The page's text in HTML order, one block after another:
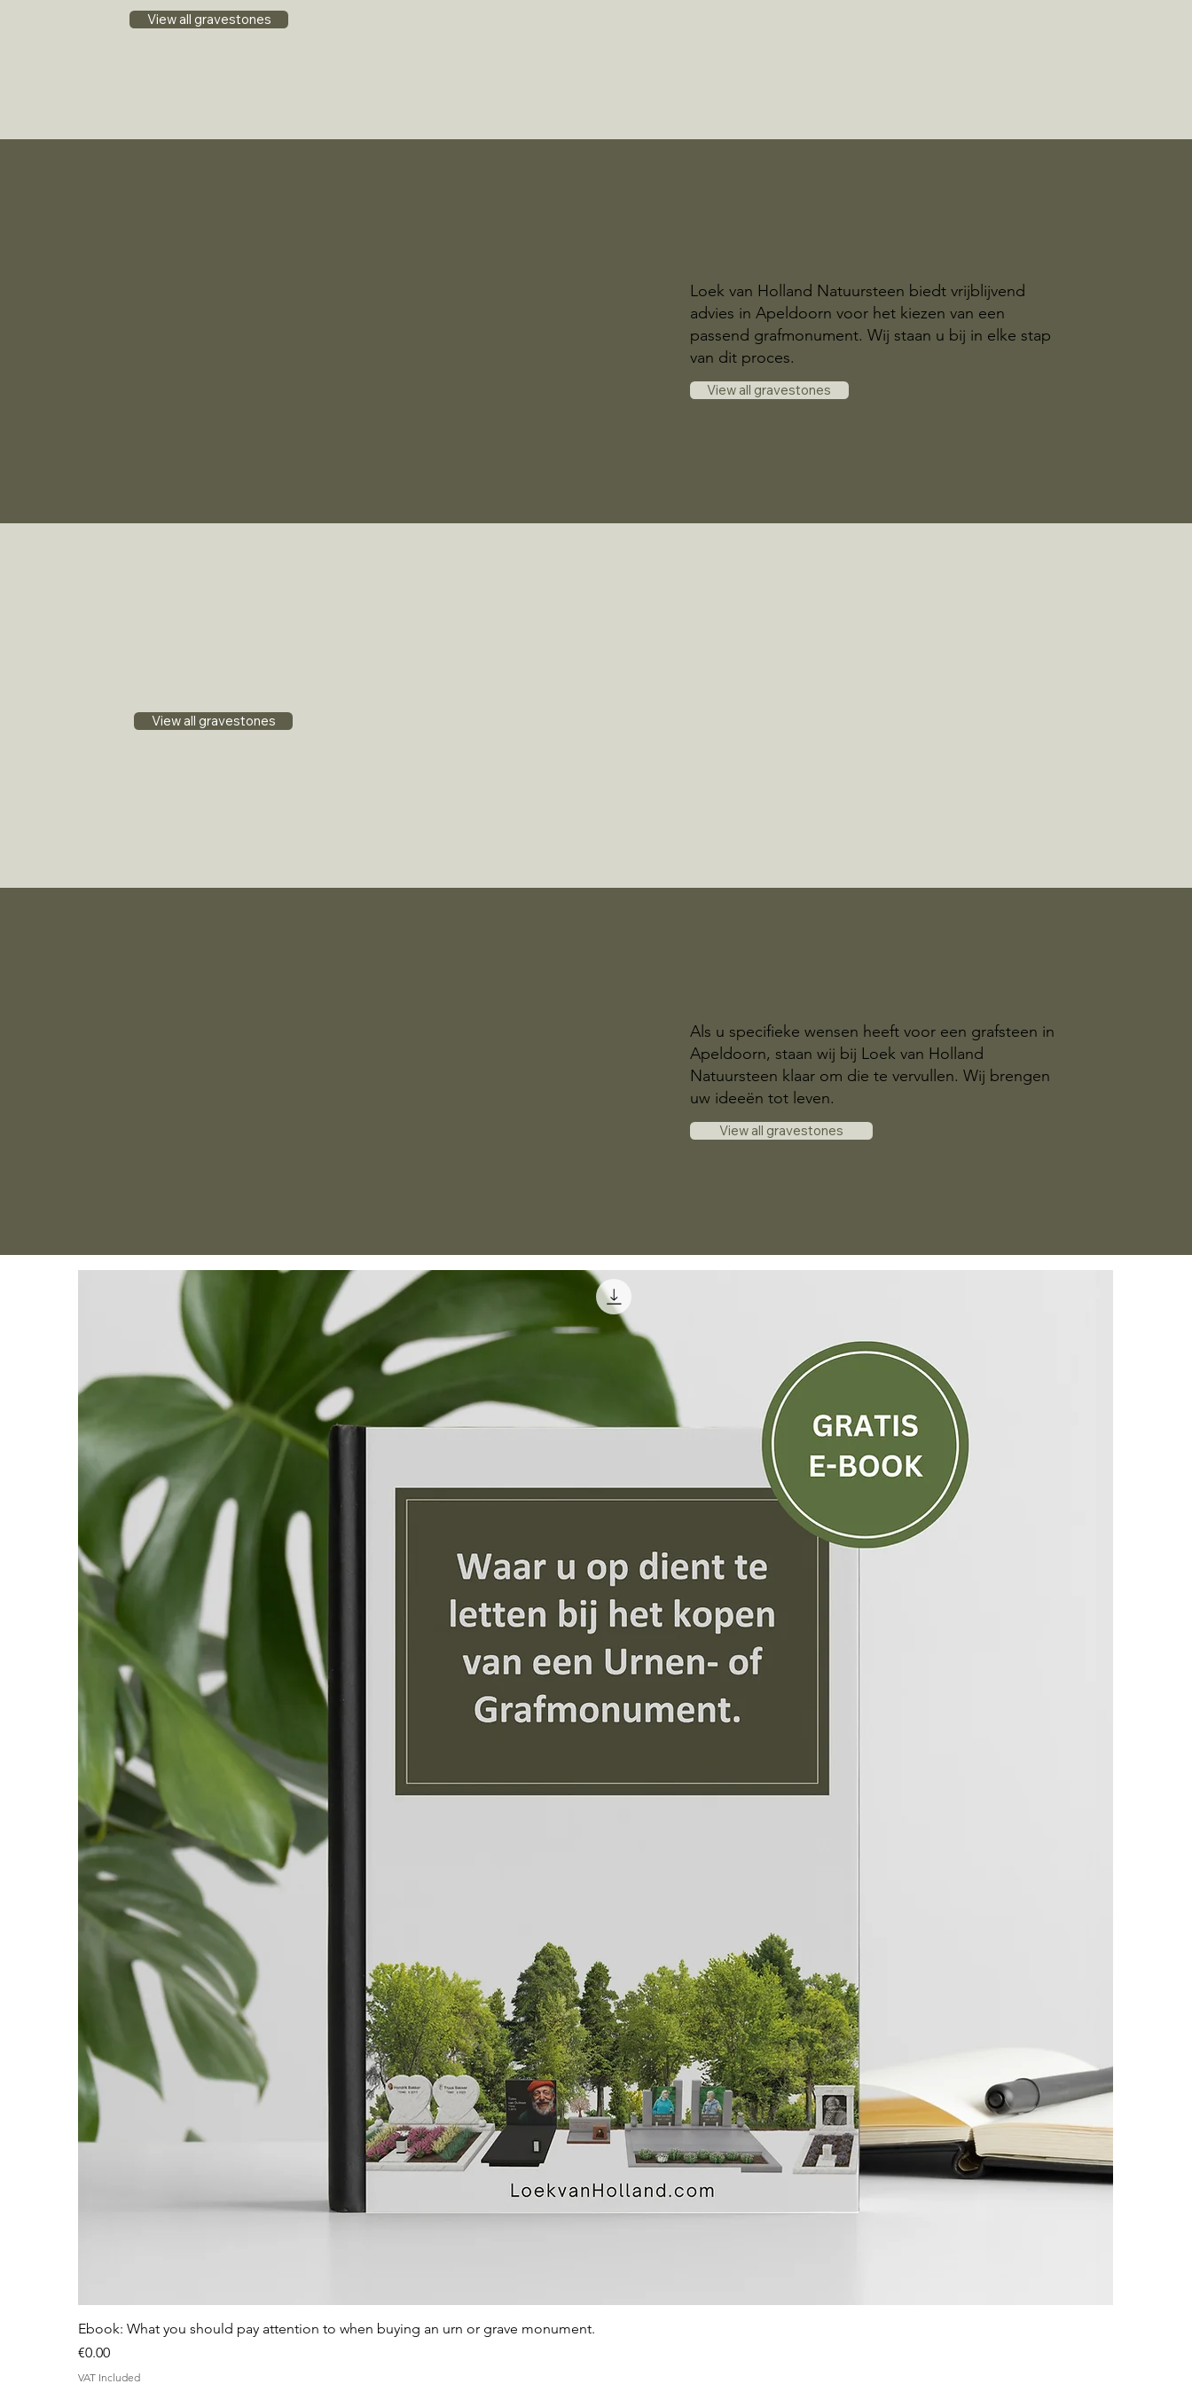
View all gravestones
Loek van Holland Natuursteen biedt vrijblijvend
advies in Apeldoorn voor het kiezen van een
passend grafmonument. Wij staan u bij in elke stap
van dit proces.
View all gravestones
View all gravestones
Als u specifieke wensen heeft voor een grafsteen in
Apeldoorn, staan wij bij Loek van Holland
Natuursteen klaar om die te vervullen. Wij brengen
uw ideeën tot leven.
View all gravestones
Quick View
Ebook: What you should pay attention to when buying an urn or grave monument.
Price
€0.00
VAT Included